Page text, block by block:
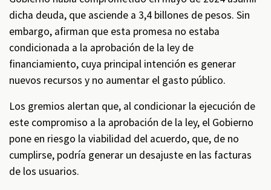
dicha deuda, que asciende a 3,4 billones de pesos. Sin
embargo, afirman que esta promesa no estaba
condicionada a la aprobación de la ley de
financiamiento, cuya principal intención es generar
nuevos recursos y no aumentar el gasto público.
Los gremios alertan que, al condicionar la ejecución de
este compromiso a la aprobación de la ley, el Gobierno
pone en riesgo la viabilidad del acuerdo, que, de no
cumplirse, podría generar un desajuste en las facturas
de los usuarios.